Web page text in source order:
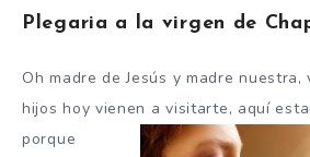
Plegaria a la virgen de
Oh madre de Jesús y madre
hijos hoy vienen a visitarte, aquí
porque